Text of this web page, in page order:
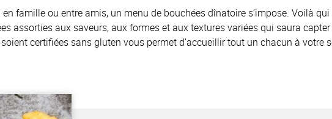
famille ou entre amis, un menu de bouchées dînatoire s’impose. Voilà qui
assorties aux saveurs, aux formes et aux textures variées qui saura capter
certifiées sans gluten vous permet d’accueillir tout un chacun à votre